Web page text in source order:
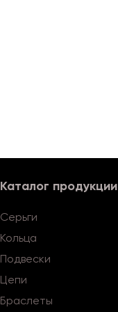
Каталог продукции
Серьги
Кольца
Подвески
Цепи
Браслеты